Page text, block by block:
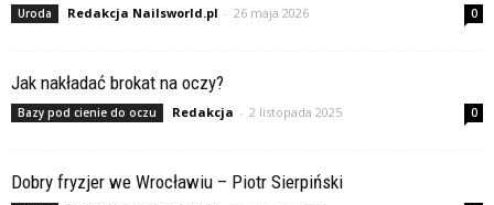
Uroda Redakcja Nailsworld.pl - 26 maja 2026 0
Jak nakładać brokat na oczy?
Bazy pod cienie do oczu Redakcja - 2 listopada 2025 0
Dobry fryzjer we Wrocławiu – Piotr Sierpiński